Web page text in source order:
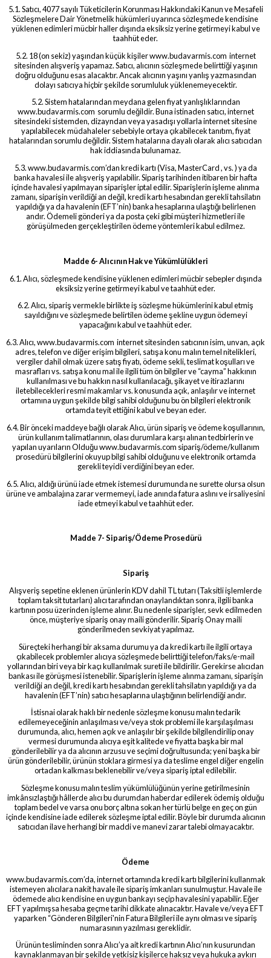
5.1. Satıcı, 4077 sayılı Tüketicilerin Korunması Hakkındaki Kanun ve Mesafeli
Sözleşmelere Dair Yönetmelik hükümleri uyarınca sözleşmede kendisine
yüklenen edimleri mücbir haller dışında eksiksiz yerine getirmeyi kabul ve
taahhüt eder.
5.2. 18 (on sekiz) yaşından küçük kişiler www.budavarmis.com internet
sitesinden alışveriş yapamaz. Satıcı, alıcının sözleşmede belirttiği yaşının
doğru olduğunu esas alacaktır. Ancak alıcının yaşını yanlış yazmasından
dolayı satıcıya hiçbir şekilde sorumluluk yüklenemeyecektir.
5.2. Sistem hatalarından meydana gelen fiyat yanlışlıklarından
www.budavarmis.com sorumlu değildir. Buna istinaden satıcı, internet
sitesindeki sistemden, dizayndan veya yasadışı yollarla internet sitesine
yapılabilecek müdahaleler sebebiyle ortaya çıkabilecek tanıtım, fiyat
hatalarından sorumlu değildir. Sistem hatalarına dayalı olarak alıcı satıcıdan
hak iddiasında bulunamaz.
5.3. www.budavarmis.com’dan kredi kartı (Visa, MasterCard , vs. ) ya da
banka havalesi ile alışveriş yapılabilir. Sipariş tarihinden itibaren bir hafta
içinde havalesi yapılmayan siparişler iptal edilir. Siparişlerin işleme alınma
zamanı, siparişin verildiği an değil, kredi kartı hesabından gerekli tahsilatın
yapıldığı ya da havalenin (EFT’nin) banka hesaplarına ulaştığı belirlenen
andır. Ödemeli gönderi ya da posta çeki gibi müşteri hizmetleri ile
görüşülmeden gerçekleştirilen ödeme yöntemleri kabul edilmez.
Madde 6- Alıcının Hak ve Yükümlülükleri
6.1. Alıcı, sözleşmede kendisine yüklenen edimleri mücbir sebepler dışında
eksiksiz yerine getirmeyi kabul ve taahhüt eder.
6.2. Alıcı, sipariş vermekle birlikte iş sözleşme hükümlerini kabul etmiş
sayıldığını ve sözleşmede belirtilen ödeme şekline uygun ödemeyi
yapacağını kabul ve taahhüt eder.
6.3. Alıcı, www.budavarmis.com internet sitesinden satıcının isim, unvan, açık
adres, telefon ve diğer erişim bilgileri, satışa konu malın temel nitelikleri,
vergiler dahil olmak üzere satış fiyatı, ödeme sekli, teslimat koşulları ve
masrafları vs. satışa konu mal ile ilgili tüm ön bilgiler ve “cayma” hakkının
kullanılması ve bu hakkın nasıl kullanılacağı, şikayet ve itirazlarını
iletebilecekleri resmi makamlar vs. konusunda açık, anlaşılır ve internet
ortamına uygun şekilde bilgi sahibi olduğunu bu ön bilgileri elektronik
ortamda teyit ettiğini kabul ve beyan eder.
6.4. Bir önceki maddeye bağlı olarak Alıcı, ürün sipariş ve ödeme koşullarının,
ürün kullanım talimatlarının, olası durumlara karşı alınan tedbirlerin ve
yapılan uyarıların Olduğu www.budavarmis.com sipariş/ödeme/kullanım
prosedürü bilgilerini okuyup bilgi sahibi olduğunu ve elektronik ortamda
gerekli teyidi verdiğini beyan eder.
6.5. Alıcı, aldığı ürünü iade etmek istemesi durumunda ne surette olursa olsun
ürüne ve ambalajına zarar vermemeyi, iade anında fatura aslını ve irsaliyesini
iade etmeyi kabul ve taahhüt eder.
Madde 7- Sipariş/Ödeme Prosedürü
Sipariş
Alışveriş sepetine eklenen ürünlerin KDV dahil TL tutarı (Taksitli işlemlerde
toplam taksit tutarları) alıcı tarafından onaylandıktan sonra, ilgili banka
kartının posu üzerinden işleme alınır. Bu nedenle siparişler, sevk edilmeden
önce, müşteriye sipariş onay maili gönderilir. Sipariş Onay maili
gönderilmeden sevkiyat yapılmaz.
Süreçteki herhangi bir aksama durumu ya da kredi kartı ile ilgili ortaya
çıkabilecek problemler alıcıya sözleşmede belirttiği telefon/faks/e-mail
yollarından biri veya bir kaçı kullanılmak sureti ile bildirilir. Gerekirse alıcıdan
bankası ile görüşmesi istenebilir. Siparişlerin işleme alınma zamanı, siparişin
verildiği an değil, kredi kartı hesabından gerekli tahsilatın yapıldığı ya da
havalenin (EFT’nin) satıcı hesaplarına ulaştığının belirlendiği andır.
İstisnai olarak haklı bir nedenle sözleşme konusu malın tedarik
edilemeyeceğinin anlaşılması ve/veya stok problemi ile karşılaşılması
durumunda, alıcı, hemen açık ve anlaşılır bir şekilde bilgilendirilip onay
vermesi durumunda alıcıya eşit kalitede ve fiyatta başka bir mal
gönderilebilir ya da alıcının arzusu ve seçimi doğrultusunda; yeni başka bir
ürün gönderilebilir, ürünün stoklara girmesi ya da teslime engel diğer engelin
ortadan kalkması beklenebilir ve/veya sipariş iptal edilebilir.
Sözleşme konusu malın teslim yükümlülüğünün yerine getirilmesinin
imkânsızlaştığı hâllerde alıcı bu durumdan haberdar edilerek ödemiş olduğu
toplam bedel ve varsa onu borç altına sokan her türlü belge en geç on gün
içinde kendisine iade edilerek sözleşme iptal edilir. Böyle bir durumda alıcının
satıcıdan ilave herhangi bir maddi ve manevi zarar talebi olmayacaktır.
Ödeme
www.budavarmis.com’da, internet ortamında kredi kartı bilgilerini kullanmak
istemeyen alıcılara nakit havale ile sipariş imkanları sunulmuştur. Havale ile
ödemede alıcı kendisine en uygun bankayı seçip havalesini yapabilir. Eğer
EFT yapılmışsa hesaba geçme tarihi dikkate alınacaktır. Havale ve/veya EFT
yaparken “Gönderen Bilgileri'nin Fatura Bilgileri ile aynı olması ve sipariş
numarasının yazılması gereklidir.
Ürünün tesliminden sonra Alıcı’ya ait kredi kartının Alıcı’nın kusurundan
kaynaklanmayan bir şekilde yetkisiz kişilerce haksız veya hukuka aykırı